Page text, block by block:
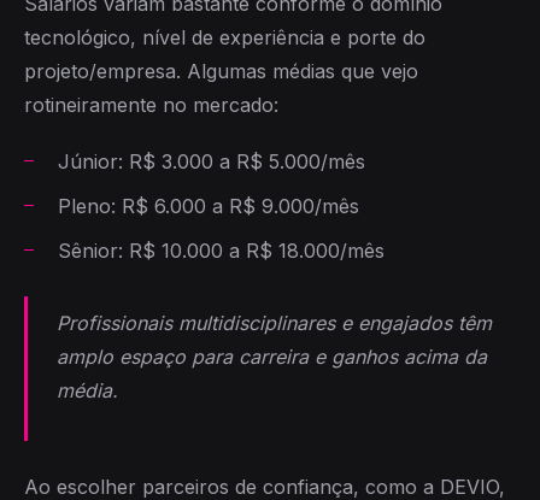
tecnológico, nível de experiência e porte do
projeto/empresa. Algumas médias que vejo
rotineiramente no mercado:
Júnior: R$ 3.000 a R$ 5.000/mês
Pleno: R$ 6.000 a R$ 9.000/mês
Sênior: R$ 10.000 a R$ 18.000/mês
Profissionais multidisciplinares e engajados têm
amplo espaço para carreira e ganhos acima da
média.
Ao escolher parceiros de confiança, como a DEVIO,